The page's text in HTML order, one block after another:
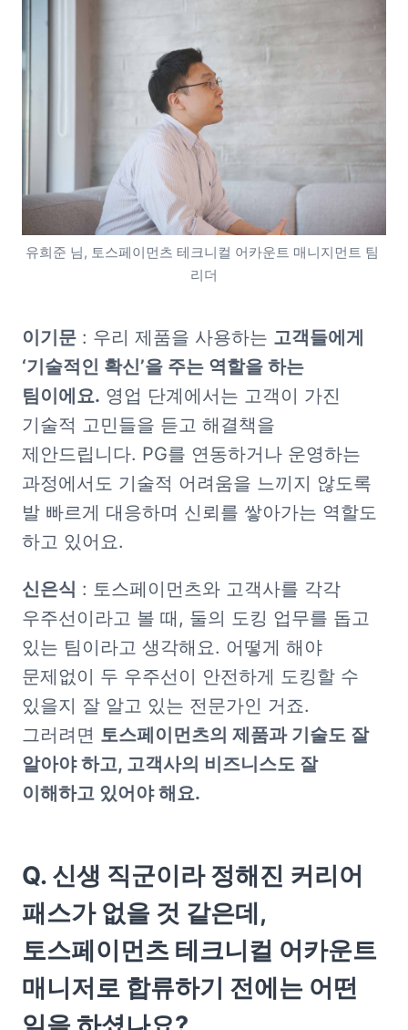
유희준 님, 토스페이먼츠 테크니컬 어카운트 매니지먼트 팀
리더
이기문 : 우리 제품을 사용하는 고객들에게
‘기술적인 확신’을 주는 역할을 하는
팀이에요. 영업 단계에서는 고객이 가진
기술적 고민들을 듣고 해결책을
제안드립니다. PG를 연동하거나 운영하는
과정에서도 기술적 어려움을 느끼지 않도록
발 빠르게 대응하며 신뢰를 쌓아가는 역할도
하고 있어요.
신은식 : 토스페이먼츠와 고객사를 각각
우주선이라고 볼 때, 둘의 도킹 업무를 돕고
있는 팀이라고 생각해요. 어떻게 해야
문제없이 두 우주선이 안전하게 도킹할 수
있을지 잘 알고 있는 전문가인 거죠.
그러려면 토스페이먼츠의 제품과 기술도 잘
알아야 하고, 고객사의 비즈니스도 잘
이해하고 있어야 해요.
Q. 신생 직군이라 정해진 커리어
패스가 없을 것 같은데,
토스페이먼츠 테크니컬 어카운트
매니저로 합류하기 전에는 어떤